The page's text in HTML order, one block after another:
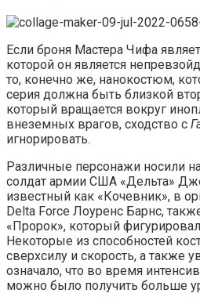
Если броня Мастера Чифа
которой он является
то, конечно же, нанокостюм,
серия должна быть близкой
который вращается вокруг
внеземных врагов, сходство с
игнорировать.
Различные персонажи носили
солдат армии США «Дельта»
известный как «Кочевник», в
Delta Force Лоуренс Барнс,
«Пророк», который
Некоторые из способностей
сверхсилу и скорость, а также
означало, что во время
можно было получить больше